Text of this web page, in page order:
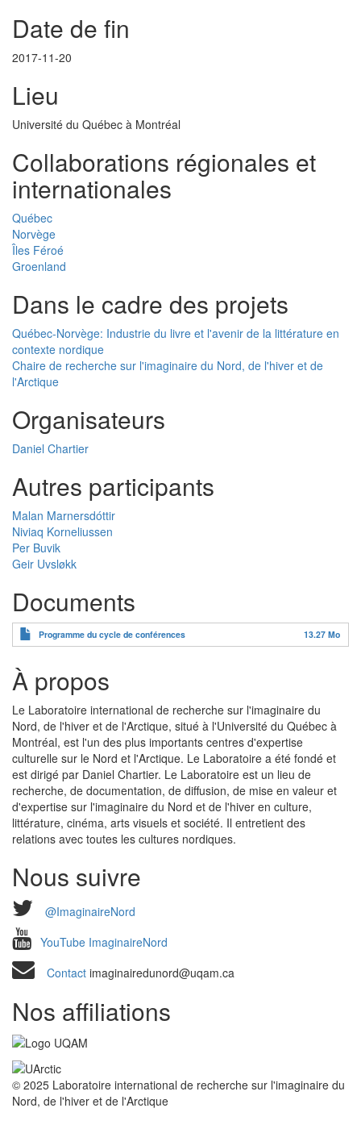
Date de fin
2017-11-20
Lieu
Université du Québec à Montréal
Collaborations régionales et
internationales
Québec
Norvège
Îles Féroé
Groenland
Dans le cadre des projets
Québec-Norvège: Industrie du livre et l'avenir de la littérature en
contexte nordique
Chaire de recherche sur l'imaginaire du Nord, de l'hiver et de
l'Arctique
Organisateurs
Daniel Chartier
Autres participants
Malan Marnersdóttir
Niviaq Korneliussen
Per Buvik
Geir Uvsløkk
Documents
Programme du cycle de conférences 13.27 Mo
À propos
Le Laboratoire international de recherche sur l'imaginaire du
Nord, de l'hiver et de l'Arctique, situé à l'Université du Québec à
Montréal, est l'un des plus importants centres d'expertise
culturelle sur le Nord et l'Arctique. Le Laboratoire a été fondé et
est dirigé par Daniel Chartier. Le Laboratoire est un lieu de
recherche, de documentation, de diffusion, de mise en valeur et
d'expertise sur l'imaginaire du Nord et de l'hiver en culture,
littérature, cinéma, arts visuels et société. Il entretient des
relations avec toutes les cultures nordiques.
Nous suivre
@ImaginaireNord
YouTube ImaginaireNord
Contact imaginairedunord@uqam.ca
Nos affiliations
© 2025 Laboratoire international de recherche sur l'imaginaire du
Nord, de l'hiver et de l'Arctique